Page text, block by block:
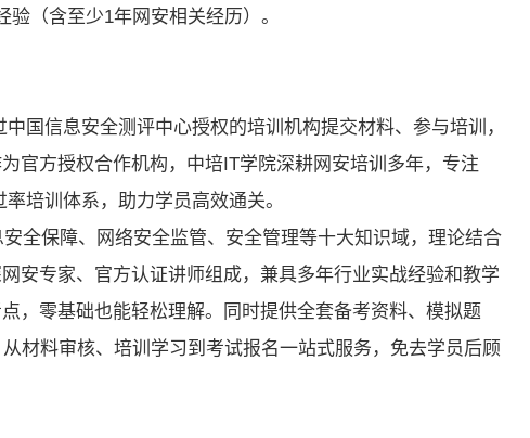
（含至少1年网安相关经历）。
国信息安全测评中心授权的培训机构提交材料、参与培训，
官方授权合作机构，中培IT学院深耕网安培训多年，专注
培训体系，助力学员高效通关。
全保障、网络安全监管、安全管理等十大知识域，理论结合
安专家、官方认证讲师组成，兼具多年行业实战经验和教学
，零基础也能轻松理解。同时提供全套备考资料、模拟题
材料审核、培训学习到考试报名一站式服务，免去学员后顾